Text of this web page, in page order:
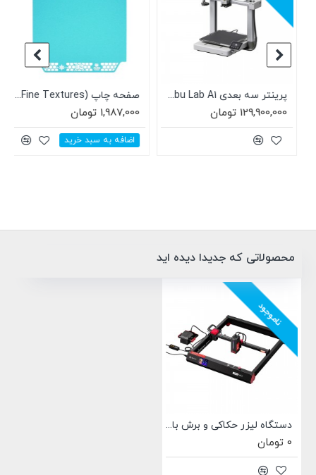
پرینتر سه بعدی Bambu Lab A1
129,900,000 تومان
صفحه چاپ BIQU Panda Glacier (Fine Textures) مناسب A1 mini بامبولب
1,987,000 تومان
اضافه به سبد خرید
محصولاتی که جدیدا دیده اید
ناموجود
دستگاه لیزر حکاکی و برش با لیزر 40 وات اپتیکال AlgoLaser Alpha MK2 40W همراه با پمپ هوا
0 تومان